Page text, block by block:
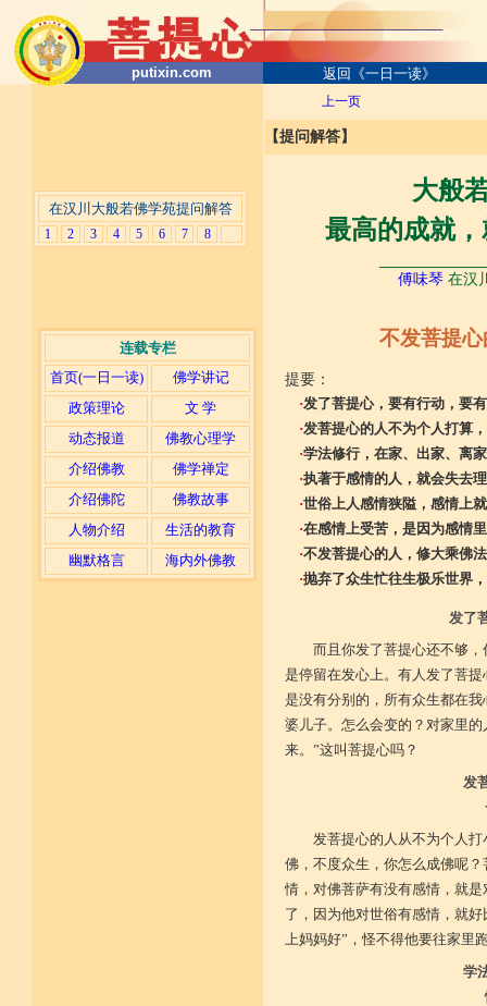
putixin.com 返回《一日一读》
在汉川大般若佛学苑提问解答
1 2 3 4 5 6 7 8
连载专栏
首页(一日一读)
佛学讲记
政策理论
文 学
动态报道
佛教心理学
介绍佛教
佛学禅定
介绍佛陀
佛教故事
人物介绍
生活的教育
幽默格言
海内外佛教
上一页
【提问解答】
大般
最高的成就
傅味琴 在汉
不发菩提
提要：
·发了菩提心，要有行动，要
·发菩提心的人不为个人打算
·学法修行，在家、出家、离
·执著于感情的人，就会失去
·世俗上人感情狭隘，感情上
·在感情上受苦，是因为感情
·不发菩提心的人，修大乘佛
·抛弃了众生忙往生极乐世界
发了
而且你发了菩提心还不够
是停留在发心上。有人发了菩
是没有分别的，所有众生都在
婆儿子。怎么会变的？对家里
来。”这叫菩提心吗？
发
发菩提心的人从不为个人
佛，不度众生，你怎么成佛呢
情，对佛菩萨有没有感情，就
了，因为他对世俗有感情，就
上妈妈好”，怪不得他要往家里
学